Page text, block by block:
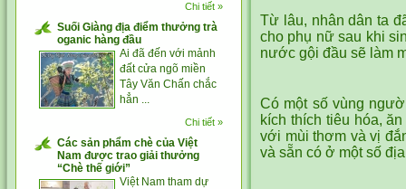
Chi tiết »
Suối Giàng địa điểm thưởng trà
oganic hàng đầu
Ai đã đến với mảnh
đất cửa ngõ miền
Tây Văn Chấn chắc
hẳn ...
Chi tiết »
Các sản phẩm chè của Việt
Nam được trao giải thưởng
“Chè thế giới”
Việt Nam tham dự
Từ lâu, nhân dân ta
cho phụ nữ sau khi
nước gội đầu sẽ làm
Có một số vùng
kích thích tiêu hóa,
với mùi thơm và vị
và sẵn có ở một số